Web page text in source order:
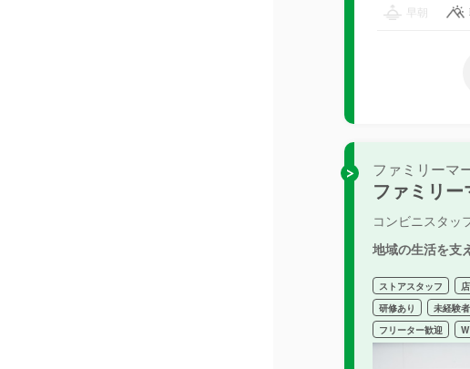
早朝
ファミリーマ
ファミリ
コンビニスタッ
地域の生活を支
ストアスタッフ
研修あり
未経験
フリーター歓迎